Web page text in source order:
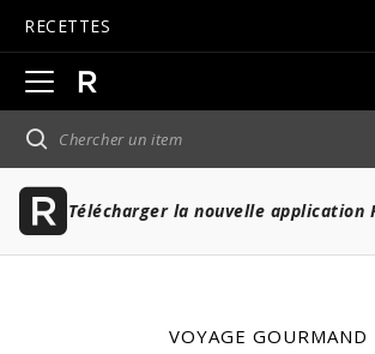
RECETTES
Ouvrir
la
navigation
principale
Télécharger la nouvelle application
VOYAGE GOURMAND